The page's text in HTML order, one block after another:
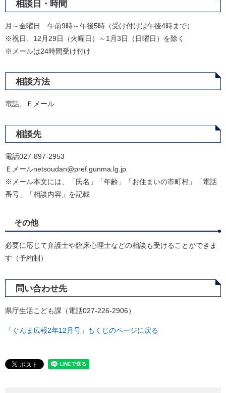
相談日・時間
月～金曜日 午前9時～午後5時（受け付けは午後4時まで）
※祝日、12月29日（火曜日）～1月3日（日曜日）を除く
※メールは24時間受け付け
相談方法
電話、Ｅメール
相談先
電話027-897-2953
Ｅメールnetsoudan@pref.gunma.lg.jp
※メール本文には、「氏名」「年齢」「お住まいの市町村」「電話
番号」「相談内容」を記載
その他
必要に応じて弁護士や臨床心理士などの相談も受けることができま
す（予約制）
問い合わせ先
県庁生活こども課（電話027-226-2906）
「ぐんま広報2年12月号」もくじのページに戻る